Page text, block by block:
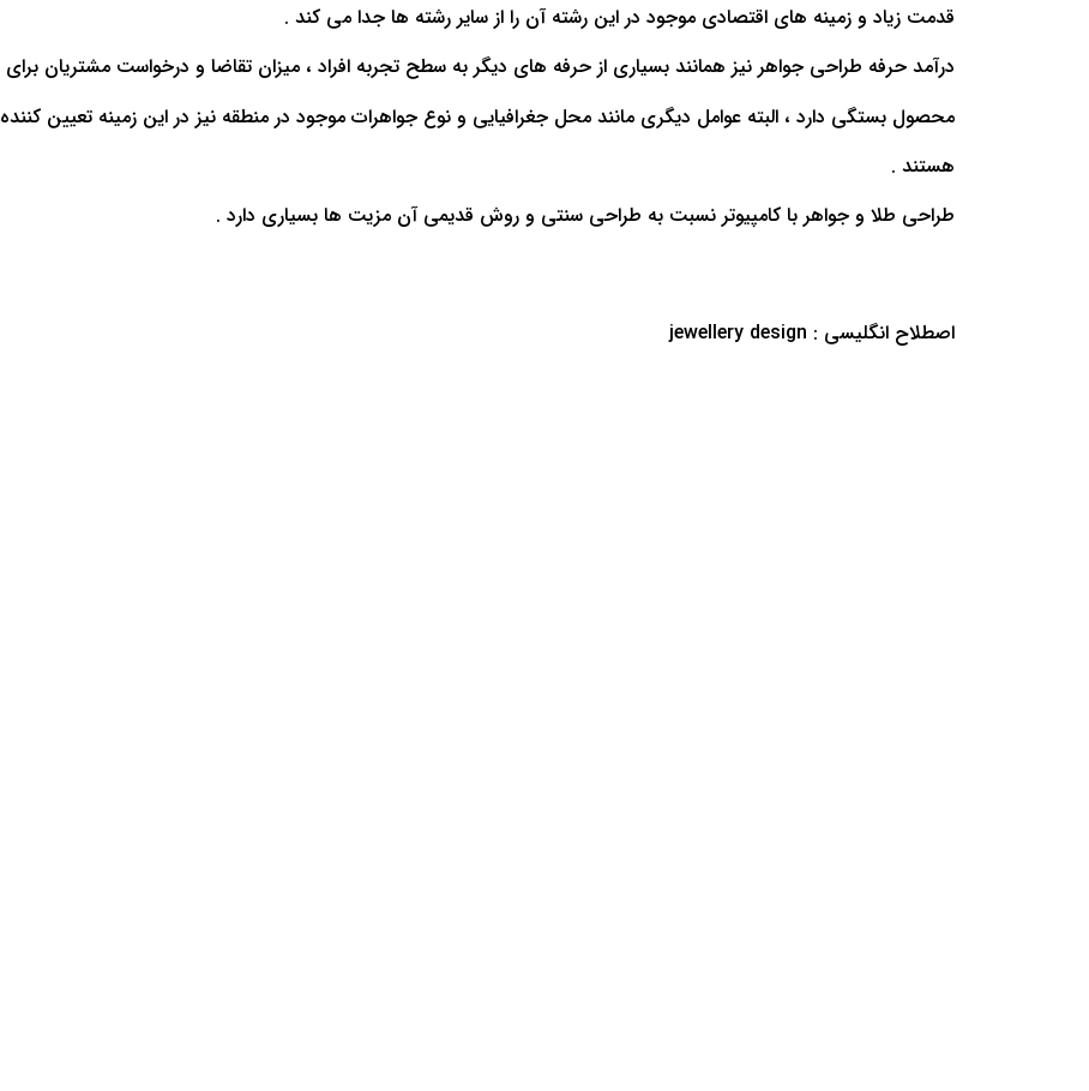
قدمت زیاد و زمینه های اقتصادی موجود در این رشته آن را از سایر رشته ها جدا می کند .
درآمد حرفه طراحی جواهر نیز همانند بسیاری از حرفه های دیگر به سطح تجربه افراد ، میزان تقاضا و درخواست مشتریان برای
محصول بستگی دارد ، البته عوامل دیگری مانند محل جغرافیایی و نوع جواهرات موجود در منطقه نیز در این زمینه تعیین کننده
هستند .
طراحی طلا و جواهر با کامپیوتر نسبت به طراحی سنتی و روش قدیمی آن مزیت ها بسیاری دارد .
اصطلاح انگلیسی : jewellery design